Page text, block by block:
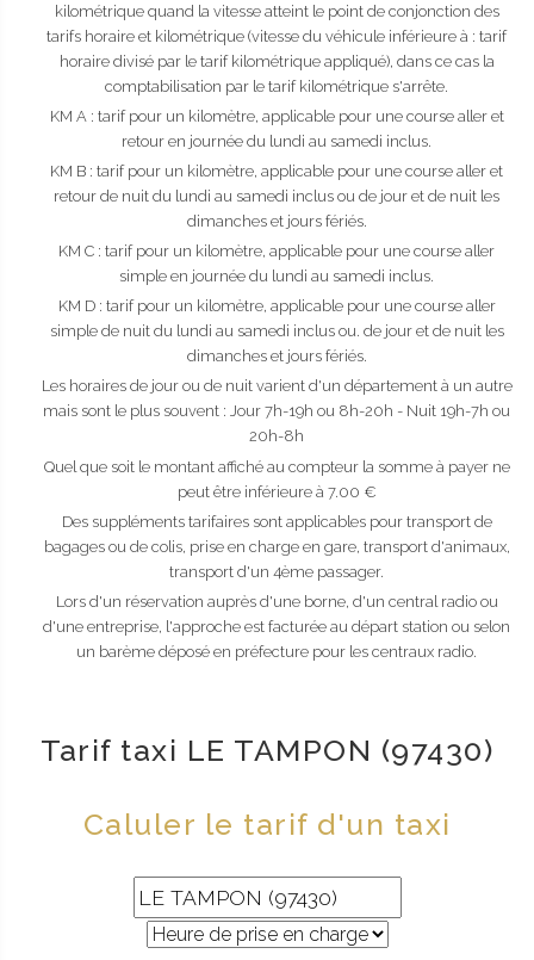
kilométrique quand la vitesse atteint le point de conjonction des
tarifs horaire et kilométrique (vitesse du véhicule inférieure à : tarif
horaire divisé par le tarif kilométrique appliqué), dans ce cas la
comptabilisation par le tarif kilométrique s'arrête.
KM A : tarif pour un kilomètre, applicable pour une course aller et
retour en journée du lundi au samedi inclus.
KM B : tarif pour un kilomètre, applicable pour une course aller et
retour de nuit du lundi au samedi inclus ou de jour et de nuit les
dimanches et jours fériés.
KM C : tarif pour un kilomètre, applicable pour une course aller
simple en journée du lundi au samedi inclus.
KM D : tarif pour un kilomètre, applicable pour une course aller
simple de nuit du lundi au samedi inclus ou. de jour et de nuit les
dimanches et jours fériés.
Les horaires de jour ou de nuit varient d'un département à un autre
mais sont le plus souvent : Jour 7h-19h ou 8h-20h - Nuit 19h-7h ou
20h-8h
Quel que soit le montant affiché au compteur la somme à payer ne
peut être inférieure à 7.00 €
Des suppléments tarifaires sont applicables pour transport de
bagages ou de colis, prise en charge en gare, transport d'animaux,
transport d'un 4ème passager.
Lors d'un réservation auprès d'une borne, d'un central radio ou
d'une entreprise, l'approche est facturée au départ station ou selon
un barème déposé en préfecture pour les centraux radio.
Tarif taxi LE TAMPON (97430)
Caluler le tarif d'un taxi